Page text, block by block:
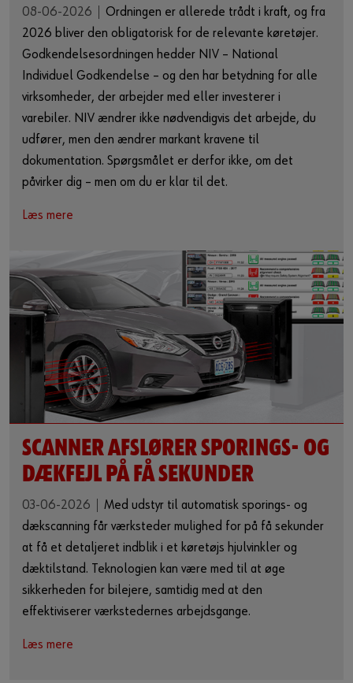
08-06-2026
Ordningen er allerede trådt i kraft, og fra
2026 bliver den obligatorisk for de relevante køretøjer.
Godkendelsesordningen hedder NIV – National
Individuel Godkendelse – og den har betydning for alle
virksomheder, der arbejder med eller investerer i
varebiler. NIV ændrer ikke nødvendigvis det arbejde, du
udfører, men den ændrer markant kravene til
dokumentation. Spørgsmålet er derfor ikke, om det
påvirker dig – men om du er klar til det.
Læs mere
SCANNER AFSLØRER SPORINGS- OG
DÆKFEJL PÅ FÅ SEKUNDER
03-06-2026
Med udstyr til automatisk sporings- og
dækscanning får værksteder mulighed for på få sekunder
at få et detaljeret indblik i et køretøjs hjulvinkler og
dæktilstand. Teknologien kan være med til at øge
sikkerheden for bilejere, samtidig med at den
effektiviserer værkstedernes arbejdsgange.
Læs mere